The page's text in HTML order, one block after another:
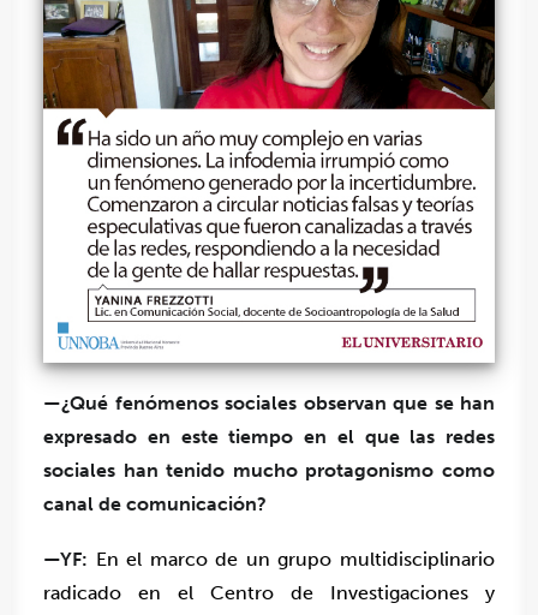
—¿Qué fenómenos sociales observan que se han
expresado en este tiempo en el que las redes
sociales han tenido mucho protagonismo como
canal de comunicación?
—YF: En el marco de un grupo multidisciplinario
radicado en el Centro de Investigaciones y